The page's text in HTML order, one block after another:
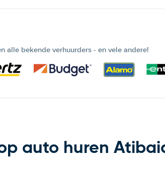
alle bekende verhuurders - en vele andere!
auto huren